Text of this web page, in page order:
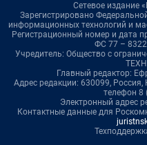
Сетевое издание
Зарегистрировано
информационных технологий и
Регистрационный номер и дата
ФС 77 –
Учредитель: Общество с
Главный редактор:
Адрес редакции: 630099, Россия,
телефон 8
Электронный адрес
Контактные данные для